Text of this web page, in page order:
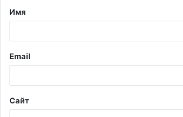
а
й
*
Имя
Email
Сайт